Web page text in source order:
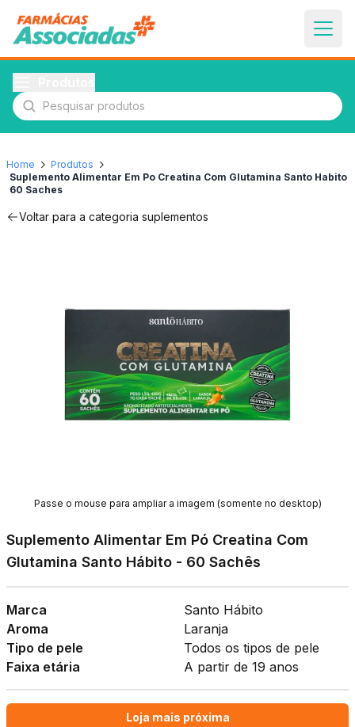
Pesquisar produtos
Home
Produtos
Suplemento Alimentar Em Po Creatina Com Glutamina Santo Habito
60 Saches
Voltar para a categoria suplementos
Passe o mouse para ampliar a imagem (somente no desktop)
Suplemento Alimentar Em Pó Creatina Com
Glutamina Santo Hábito - 60 Sachês
Marca
Aroma
Tipo de pele
Faixa etária
Santo Hábito
Laranja
Todos os tipos de pele
A partir de 19 anos
Loja mais próxima